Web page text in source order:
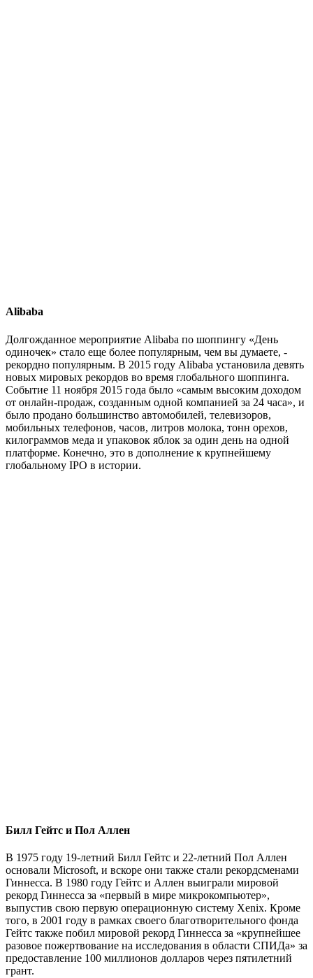
Alibaba
Долгожданное мероприятие Alibaba по шоппингу «День
одиночек» стало еще более популярным, чем вы думаете, -
рекордно популярным. В 2015 году Alibaba установила девять
новых мировых рекордов во время глобального шоппинга.
Событие 11 ноября 2015 года было «самым высоким доходом
от онлайн-продаж, созданным одной компанией за 24 часа», и
было продано большинство автомобилей, телевизоров,
мобильных телефонов, часов, литров молока, тонн орехов,
килограммов меда и упаковок яблок за один день на одной
платформе. Конечно, это в дополнение к крупнейшему
глобальному IPO в истории.
Билл Гейтс и Пол Аллен
В 1975 году 19-летний Билл Гейтс и 22-летний Пол Аллен
основали Microsoft, и вскоре они также стали рекордсменами
Гиннесса. В 1980 году Гейтс и Аллен выиграли мировой
рекорд Гиннесса за «первый в мире микрокомпьютер»,
выпустив свою первую операционную систему Xenix. Кроме
того, в 2001 году в рамках своего благотворительного фонда
Гейтс также побил мировой рекорд Гиннесса за «крупнейшее
разовое пожертвование на исследования в области СПИДа» за
предоставление 100 миллионов долларов через пятилетний
грант.